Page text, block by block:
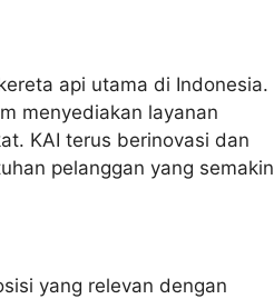
api utama di Indonesia.
menyediakan layanan
KAI terus berinovasi dan
pelanggan yang semakin
yang relevan dengan